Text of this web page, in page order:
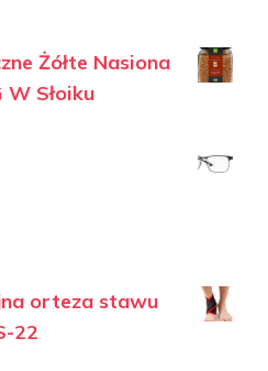
Żółte Nasiona
W Słoiku
orteza stawu
22